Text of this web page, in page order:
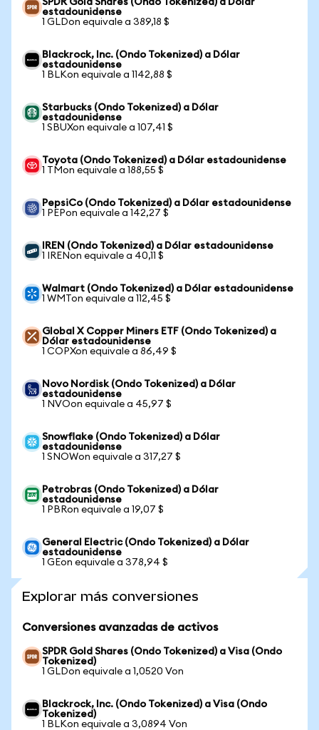
SPDR Gold Shares (Ondo Tokenized) a Dólar
estadounidense
1 GLDon equivale a 389,18 $
Blackrock, Inc. (Ondo Tokenized) a Dólar
estadounidense
1 BLKon equivale a 1142,88 $
Starbucks (Ondo Tokenized) a Dólar
estadounidense
1 SBUXon equivale a 107,41 $
Toyota (Ondo Tokenized) a Dólar estadounidense
1 TMon equivale a 188,55 $
PepsiCo (Ondo Tokenized) a Dólar estadounidense
1 PEPon equivale a 142,27 $
IREN (Ondo Tokenized) a Dólar estadounidense
1 IRENon equivale a 40,11 $
Walmart (Ondo Tokenized) a Dólar estadounidense
1 WMTon equivale a 112,45 $
Global X Copper Miners ETF (Ondo Tokenized) a
Dólar estadounidense
1 COPXon equivale a 86,49 $
Novo Nordisk (Ondo Tokenized) a Dólar
estadounidense
1 NVOon equivale a 45,97 $
Snowflake (Ondo Tokenized) a Dólar
estadounidense
1 SNOWon equivale a 317,27 $
Petrobras (Ondo Tokenized) a Dólar
estadounidense
1 PBRon equivale a 19,07 $
General Electric (Ondo Tokenized) a Dólar
estadounidense
1 GEon equivale a 378,94 $
Explorar más conversiones
Conversiones avanzadas de activos
SPDR Gold Shares (Ondo Tokenized) a Visa (Ondo
Tokenized)
1 GLDon equivale a 1,0520 Von
Blackrock, Inc. (Ondo Tokenized) a Visa (Ondo
Tokenized)
1 BLKon equivale a 3,0894 Von